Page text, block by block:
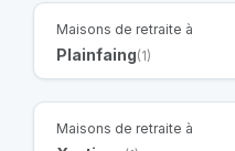
Maisons de retraite à
Plainfaing(1)
Maisons de retraite à